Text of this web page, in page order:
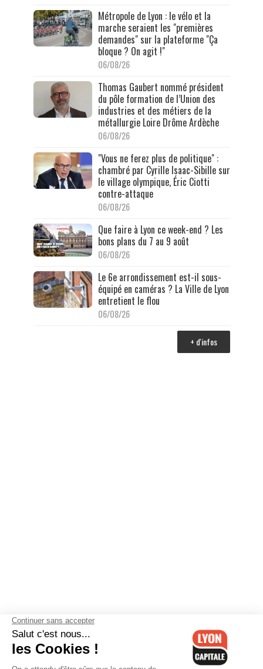
Métropole de Lyon : le vélo et la
marche seraient les "premières
demandes" sur la plateforme "Ça
bloque ? On agit !"
06/08/26
Thomas Gaubert nommé président
du pôle formation de l’Union des
industries et des métiers de la
métallurgie Loire Drôme Ardèche
06/08/26
"Vous ne ferez plus de politique" :
chambré par Cyrille Isaac-Sibille sur
le village olympique, Éric Ciotti
contre-attaque
06/08/26
Que faire à Lyon ce week-end ? Les
bons plans du 7 au 9 août
06/08/26
Le 6e arrondissement est-il sous-
équipé en caméras ? La Ville de Lyon
entretient le flou
06/08/26
+ d'infos